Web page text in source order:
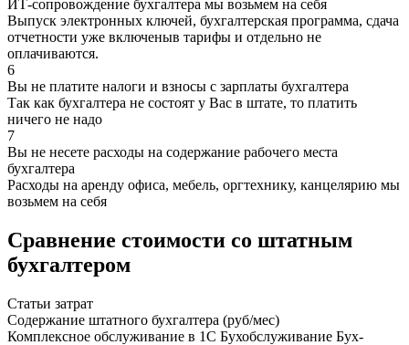
ИТ-сопровождение бухгалтера мы возьмем на себя
Выпуск электронных ключей, бухгалтерская программа, сдача
отчетности уже включеныв тарифы и отдельно не
оплачиваются.
6
Вы не платите налоги и взносы с зарплаты бухгалтера
Так как бухгалтера не состоят у Вас в штате, то платить
ничего не надо
7
Вы не несете расходы на содержание рабочего места
бухгалтера
Расходы на аренду офиса, мебель, оргтехнику, канцелярию мы
возьмем на себя
Сравнение стоимости со штатным
бухгалтером
Статьи затрат
Содержание штатного бухгалтера (руб/мес)
Комплексное обслуживание в 1С Бухобслуживание Бух-